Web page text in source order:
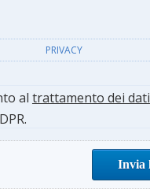
PRIVACY
al trattamento dei dati